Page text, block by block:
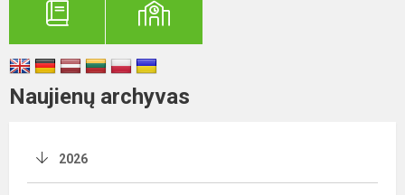
Naujienų archyvas
2026